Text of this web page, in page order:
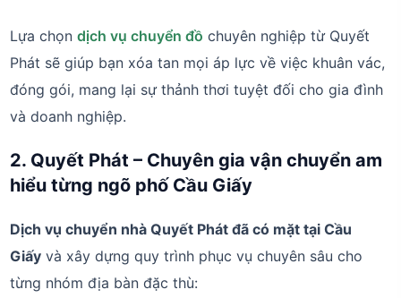
Lựa chọndịch vụ chuyển đồ chuyên nghiệp từ Quyết
Phát sẽ giúp bạn xóa tan mọi áp lực về việc khuân vác,
đóng gói, mang lại sự thảnh thơi tuyệt đối cho gia đình
và doanh nghiệp.
2. Quyết Phát – Chuyên gia vận chuyển am
hiểu từng ngõ phố Cầu Giấy
Dịch vụ chuyển nhà Quyết Phát đã có mặt tại Cầu
Giấy và xây dựng quy trình phục vụ chuyên sâu cho
từng nhóm địa bàn đặc thù: